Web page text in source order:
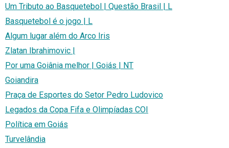
Um Tributo ao Basquetebol | Questão Brasil | L
Basquetebol é o jogo | L
Algum lugar além do Arco Iris
Zlatan Ibrahimovic |
Por uma Goiânia melhor | Goiás | NT
Goiandira
Praça de Esportes do Setor Pedro Ludovico
Legados da Copa Fifa e Olimpíadas COI
Política em Goiás
Turvelândia